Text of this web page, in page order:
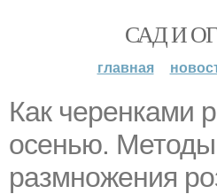
САД И
главная
Как черенками
осенью. Методы
размножения